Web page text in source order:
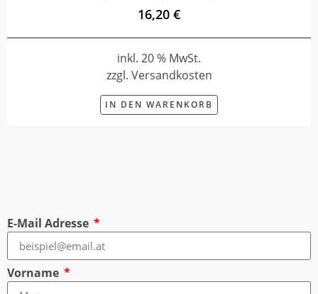
16,20 €
inkl. 20 % MwSt.
zzgl. Versandkosten
IN DEN WARENKORB
E-Mail Adresse
Vorname